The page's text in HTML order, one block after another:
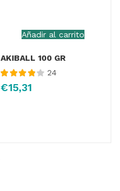
Añadir al carrito
AKIBALL 100 GR
Valorado
con3.91
24
€15,31